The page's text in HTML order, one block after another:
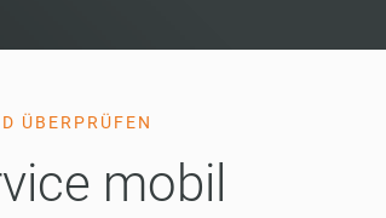
ÜBERPRÜFEN
mobil